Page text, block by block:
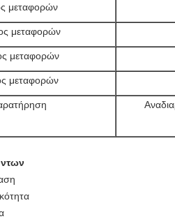
μεταφορών
μεταφορών
μεταφορών
μεταφορών